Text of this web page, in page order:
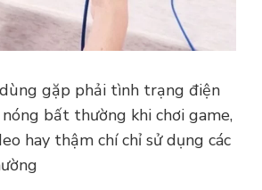
gặp phải tình trạng điện
bất thường khi chơi game,
hay thậm chí chỉ sử dụng các